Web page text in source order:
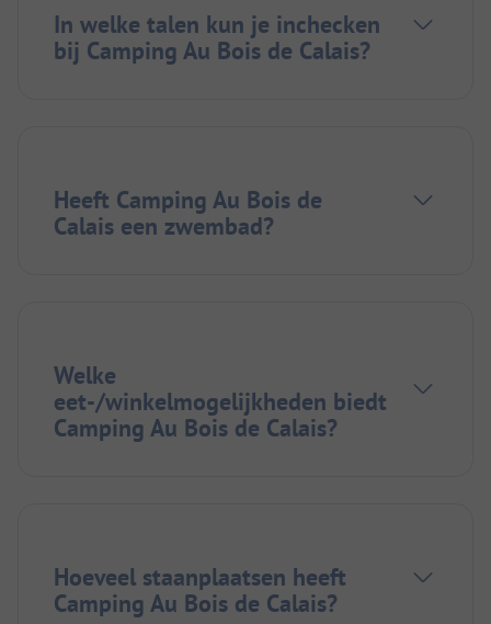
In welke talen kun je inchecken
bij Camping Au Bois de Calais?
Heeft Camping Au Bois de
Calais een zwembad?
Welke
eet-/winkelmogelijkheden biedt
Camping Au Bois de Calais?
Hoeveel staanplaatsen heeft
Camping Au Bois de Calais?